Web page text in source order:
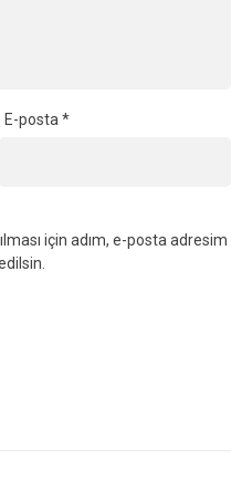
E-posta*
için adım, e-posta adresim